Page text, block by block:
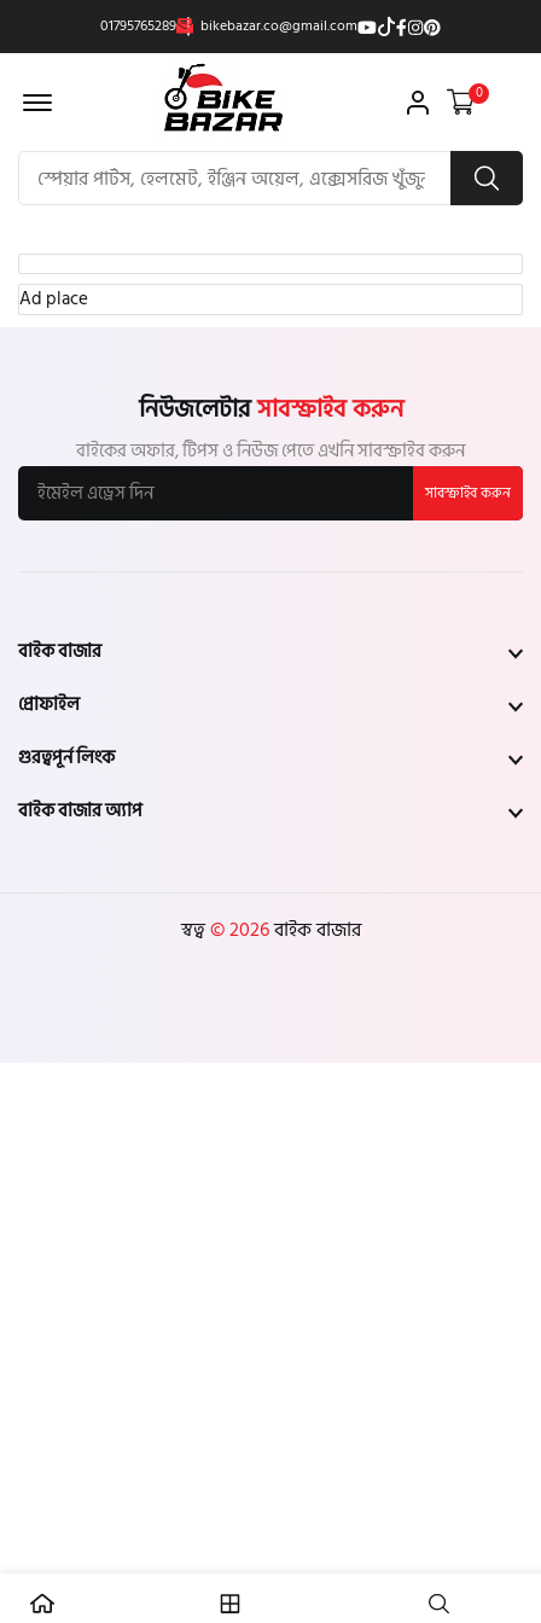
01795765289 bikebazar.co@gmail.com
Offcanvas Menu Open 0
Ad place
নিউজলেটারসাবস্ক্রাইব করুন
বাইকের অফার, টিপস ও নিউজ পেতে এখনি সাবস্ক্রাইব করুন
সাবস্ক্রাইব করুন
বাইক বাজার
প্রোফাইল
গুরত্বপূর্ন লিংক
বাইক বাজার অ্যাপ
স্বত্ব© 2026বাইক বাজার